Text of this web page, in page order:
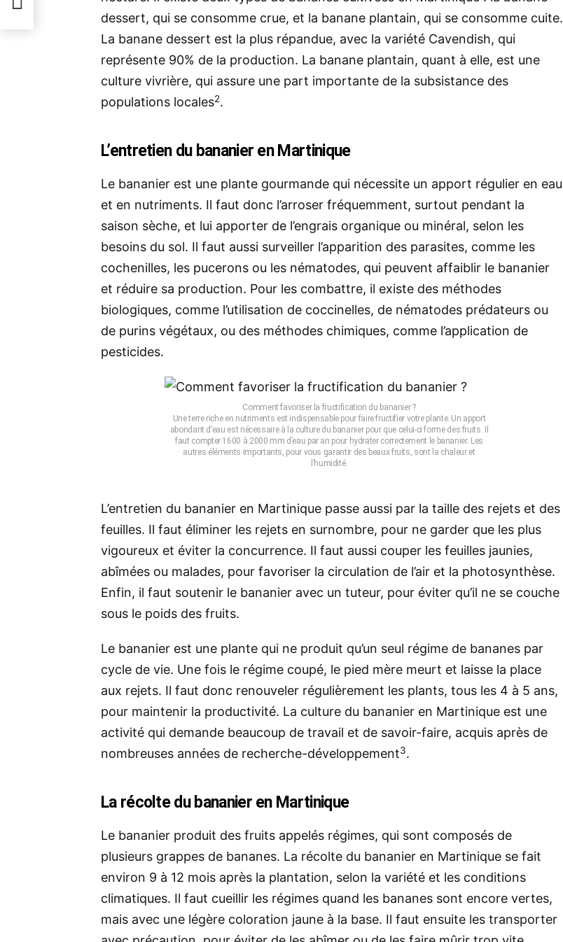
dessert, qui se consomme crue, et la banane plantain, qui se consomme cuite.
La banane dessert est la plus répandue, avec la variété Cavendish, qui
représente 90% de la production. La banane plantain, quant à elle, est une
culture vivrière, qui assure une part importante de la subsistance des
populations locales2.
L’entretien du bananier en Martinique
Le bananier est une plante gourmande qui nécessite un apport régulier en eau
et en nutriments. Il faut donc l’arroser fréquemment, surtout pendant la
saison sèche, et lui apporter de l’engrais organique ou minéral, selon les
besoins du sol. Il faut aussi surveiller l’apparition des parasites, comme les
cochenilles, les pucerons ou les nématodes, qui peuvent affaiblir le bananier
et réduire sa production. Pour les combattre, il existe des méthodes
biologiques, comme l’utilisation de coccinelles, de nématodes prédateurs ou
de purins végétaux, ou des méthodes chimiques, comme l’application de
pesticides.
Comment favoriser la fructification du bananier ?
Une terre riche en nutriments est indispensable pour faire fructifier votre plante. Un apport
abondant d’eau est nécessaire à la culture du bananier pour que celui-ci forme des fruits. Il
faut compter 1600 à 2000 mm d’eau par an pour hydrater correctement le bananier. Les
autres éléments importants, pour vous garantir des beaux fruits, sont la chaleur et
l’humidité.
L’entretien du bananier en Martinique passe aussi par la taille des rejets et des
feuilles. Il faut éliminer les rejets en surnombre, pour ne garder que les plus
vigoureux et éviter la concurrence. Il faut aussi couper les feuilles jaunies,
abîmées ou malades, pour favoriser la circulation de l’air et la photosynthèse.
Enfin, il faut soutenir le bananier avec un tuteur, pour éviter qu’il ne se couche
sous le poids des fruits.
Le bananier est une plante qui ne produit qu’un seul régime de bananes par
cycle de vie. Une fois le régime coupé, le pied mère meurt et laisse la place
aux rejets. Il faut donc renouveler régulièrement les plants, tous les 4 à 5 ans,
pour maintenir la productivité. La culture du bananier en Martinique est une
activité qui demande beaucoup de travail et de savoir-faire, acquis après de
nombreuses années de recherche-développement3.
La récolte du bananier en Martinique
Le bananier produit des fruits appelés régimes, qui sont composés de
plusieurs grappes de bananes. La récolte du bananier en Martinique se fait
environ 9 à 12 mois après la plantation, selon la variété et les conditions
climatiques. Il faut cueillir les régimes quand les bananes sont encore vertes,
mais avec une légère coloration jaune à la base. Il faut ensuite les transporter